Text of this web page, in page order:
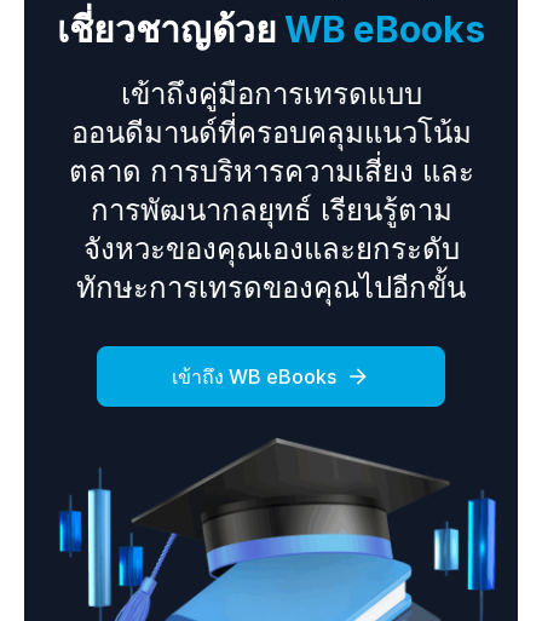
เชี่ยวชาญด้วยWB eBooks
เข้าถึงคู่มือการเทรดแบบ
ออนดีมานด์ที่ครอบคลุมแนวโน้ม
ตลาด การบริหารความเสี่ยง และ
การพัฒนากลยุทธ์ เรียนรู้ตาม
จังหวะของคุณเองและยกระดับ
ทักษะการเทรดของคุณไปอีกขั้น
เข้าถึง WB eBooks